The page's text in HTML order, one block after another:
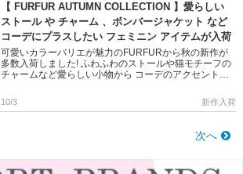
【 FURFUR AUTUMN COLLECTION 】愛らしい
ストール や チャーム 、ボンバージャケット など
コーデにプラスしたい フェミニン アイテムが入荷
可愛いカラーバリエが魅力のFURFURから秋の新作が
多数入荷しました! ふわふわのストールや猫モチーフの
チャームなど愛らしい小物から コーデのアクセントに
幅広いスタイリン […]
10/3 新作入荷
次へ